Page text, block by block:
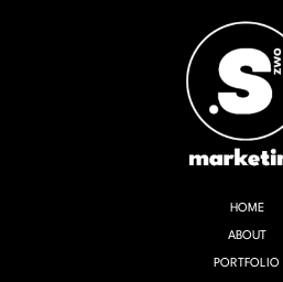
HOME
ABOUT
PORTFOLIO